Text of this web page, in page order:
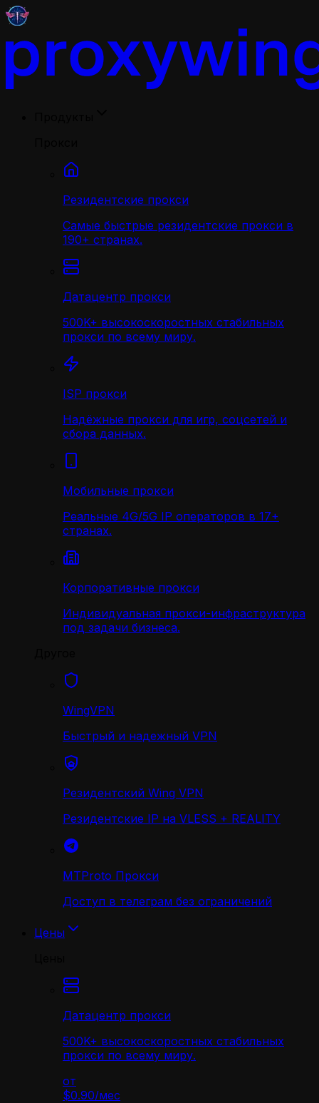
Резидентские прокси
Самые быстрые резидентские прокси в
190+ странах.
Датацентр прокси
500K+ высокоскоростных стабильных
прокси по всему миру.
ISP прокси
Надёжные прокси для игр, соцсетей и
сбора данных.
Мобильные прокси
Реальные 4G/5G IP операторов в 17+
странах.
Корпоративные прокси
Индивидуальная прокси-инфраструктура
под задачи бизнеса.
WingVPN
Быстрый и надежный VPN
Резидентский Wing VPN
Резидентские IP на VLESS + REALITY
MTProto Прокси
Доступ в телеграм без ограничений
Цены
Датацентр прокси
500K+ высокоскоростных стабильных
прокси по всему миру.
от
$0.90/мес